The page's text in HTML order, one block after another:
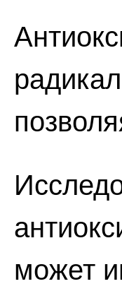
может